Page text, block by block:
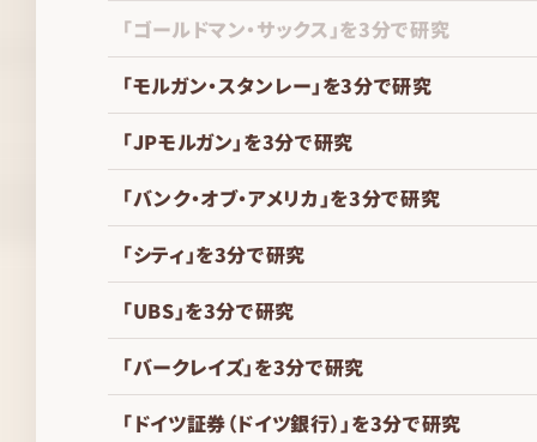
「ゴールドマン・サックス」を3分で研究
「モルガン・スタンレー」を3分で研究
「JPモルガン」を3分で研究
「バンク・オブ・アメリカ」を3分で研究
「シティ」を3分で研究
「UBS」を3分で研究
「バークレイズ」を3分で研究
「ドイツ証券（ドイツ銀行）」を3分で研究